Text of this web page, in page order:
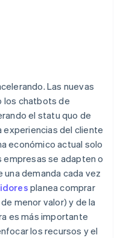
en 3 meses
para brindar
para pagos en
Las nuevas
los chatbots de
el statu quo de
del cliente
económico actual solo
empresas se adapten o
demanda cada vez
planea comprar
menor valor) y de la
es más importante
los recursos y el